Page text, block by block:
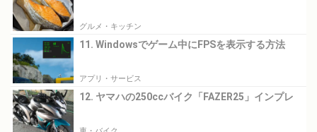
グルメ・キッチン
11. Windowsでゲーム中にFPSを表示する方法
アプリ・サービス
12. ヤマハの250ccバイク「FAZER25」インプレ